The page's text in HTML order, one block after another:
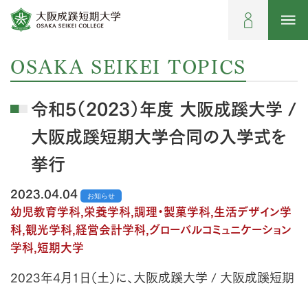
OSAKA SEIKEI TOPICS
令和5（2023）年度 大阪成蹊大学 /
大阪成蹊短期大学合同の入学式を
挙行
2023.04.04 お知らせ
幼児教育学科,栄養学科,調理・製菓学科,生活デザイン学
科,観光学科,経営会計学科,グローバルコミュニケーション
学科,短期大学
2023年4月1日（土）に、大阪成蹊大学 / 大阪成蹊短期